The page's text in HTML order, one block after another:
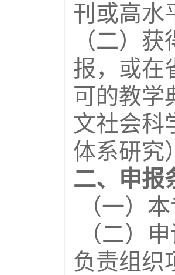
刊或高水
（二）
报，或在
可的教学
文社会科
体系研究
二、申报
（一）
（二）
负责组织